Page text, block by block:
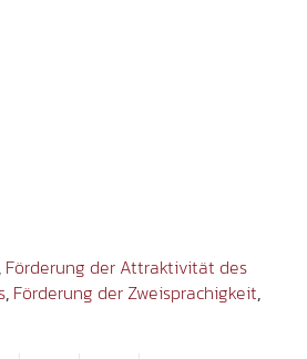
, Förderung der Attraktivität des
, Förderung der Zweisprachigkeit,